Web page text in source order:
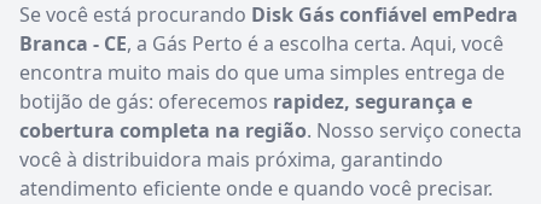
Se você está procurando Disk Gás confiável emPedra
Branca - CE, a Gás Perto é a escolha certa. Aqui, você
encontra muito mais do que uma simples entrega de
botijão de gás: oferecemos rapidez, segurança e
cobertura completa na região. Nosso serviço conecta
você à distribuidora mais próxima, garantindo
atendimento eficiente onde e quando você precisar.